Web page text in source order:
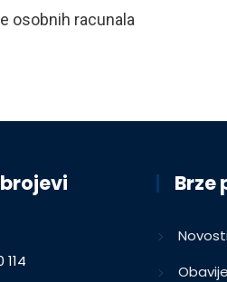
osobnih racunala
114
Brze